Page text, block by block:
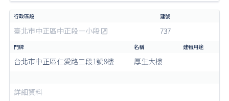
臺北市中正區中正段一小段 737
台北市中正區仁愛路二段1號8樓 厚生大樓
詳細資料